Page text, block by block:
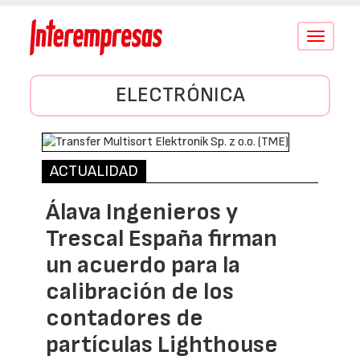
Conmutar
ELECTRÓNICA
ACTUALIDAD
Álava Ingenieros y
Trescal España firman
un acuerdo para la
calibración de los
contadores de
partículas Lighthouse